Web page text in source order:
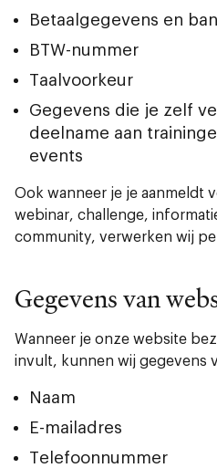
Betaalgegevens en
BTW-nummer
Taalvoorkeur
Gegevens die je zelf
deelname aan
events
Ook wanneer je je aanmeldt
webinar, challenge,
community, verwerken wij
Gegevens van
Wanneer je onze website
invult, kunnen wij gegevens
Naam
E-mailadres
Telefoonnummer